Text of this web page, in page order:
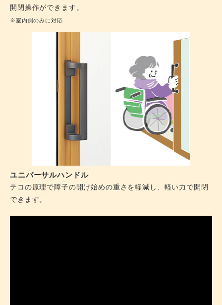
開閉操作ができます。
※室内側のみに対応
ユニバーサルハンドル
テコの原理で障子の開け始めの重さを軽減し、軽い力で開閉
できます。